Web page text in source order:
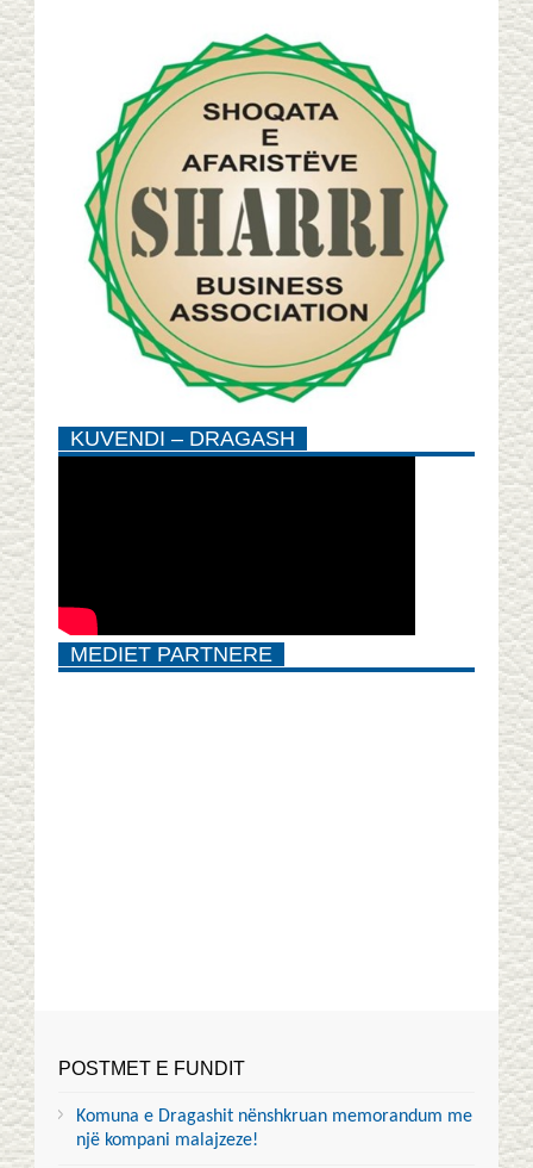
KUVENDI – DRAGASH
MEDIET PARTNERE
POSTMET E FUNDIT
Komuna e Dragashit nënshkruan memorandum me
një kompani malajzeze!